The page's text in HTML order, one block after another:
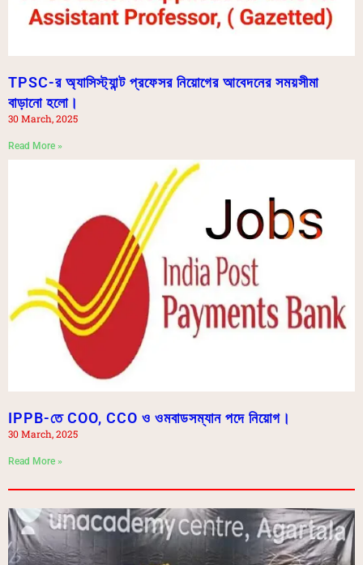
TPSC-র অ্যাসিস্ট্যান্ট প্রফেসর নিয়োগের আবেদনের সময়সীমা
বাড়ানো হলো।
30 March, 2025
Read More »
IPPB-তে COO, CCO ও ওমবাডসম্যান পদে নিয়োগ।
30 March, 2025
Read More »